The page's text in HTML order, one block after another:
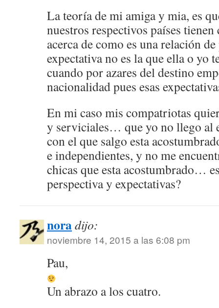
La teoría de mi amiga y mia, es
nuestros respectivos países
acerca de como es una relación
expectativa no es la que ella o yo
cuando por azares del destino
nacionalidad pues esas
En mi caso mis compatriotas
y serviciales… que yo no llego al
con el que salgo esta
e independientes, y no me
chicas que esta acostumbrado…
perspectiva y expectativas?
noradijo:
noviembre 14, 2015 a las 6:08 pm
Pau,
Un abrazo a los cuatro.